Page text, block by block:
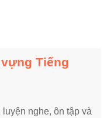
Tiếng
nghe, ôn tập và